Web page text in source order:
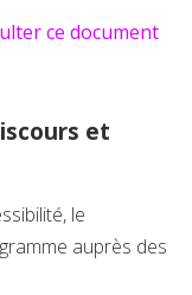
ce document
et
le
auprès des